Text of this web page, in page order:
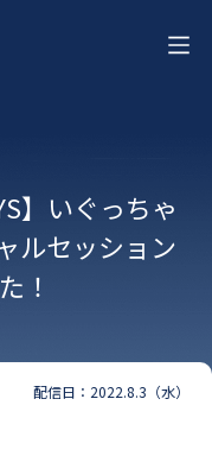
】いぐっちゃ
ルセッション
！
配信日：2022.8.3（水）